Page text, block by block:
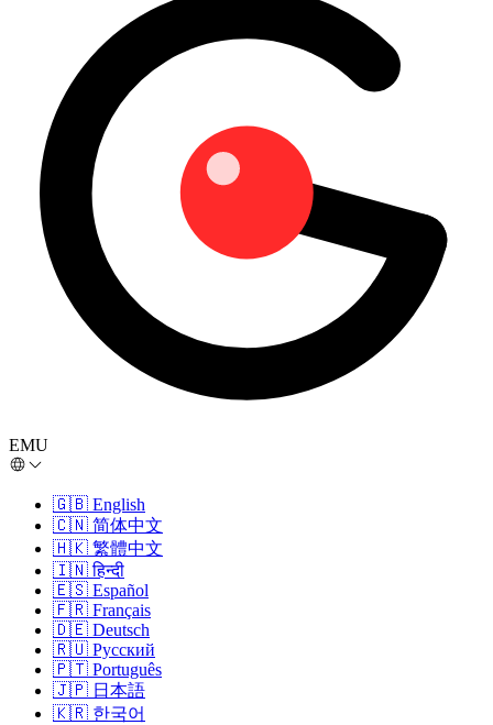
EMU
🇬🇧 English
🇨🇳 简体中文
🇭🇰 繁體中文
🇮🇳 हिन्दी
🇪🇸 Español
🇫🇷 Français
🇩🇪 Deutsch
🇷🇺 Русский
🇵🇹 Português
🇯🇵 日本語
🇰🇷 한국어